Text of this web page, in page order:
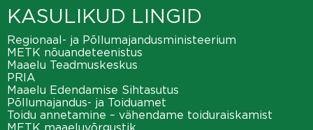
KASULIKUD LINGID
Regionaal- ja Põllumajandusministeerium
METK nõuandeteenistus
Maaelu Teadmuskeskus
PRIA
Maaelu Edendamise Sihtasutus
Põllumajandus- ja Toiduamet
Toidu annetamine – vähendame toiduraiskamist
METK maaeluvõrgustik